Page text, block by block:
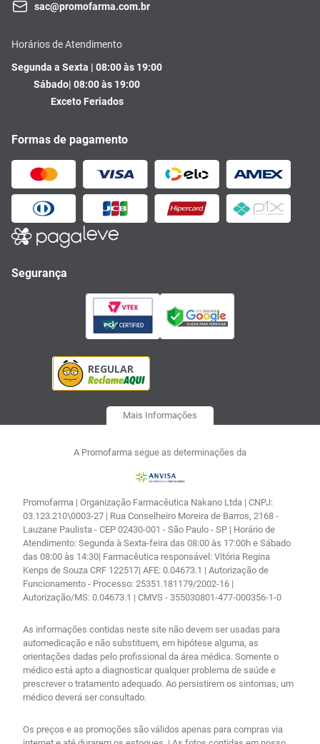
sac@promofarma.com.br
Horários de Atendimento
Segunda a Sexta | 08:00 às 19:00
Sábado| 08:00 às 19:00
Exceto Feriados
Formas de pagamento
Segurança
Mais Informações
A Promofarma segue as determinações da
Promofarma | Organização Farmacêutica Nakano Ltda | CNPJ:
03.123.210\0003-27 | Rua Conselheiro Moreira de Barros, 2168 -
Lauzane Paulista - CEP 02430-001 - São Paulo - SP | Horário de
Atendimento: Segunda à Sexta-feira das 08:00 às 17:00h e Sábado
das 08:00 às 14:30| Farmacêutica responsável: Vitória Regina
Kenps de Souza CRF 122517| AFE: 0.04673.1 | Autorização de
Funcionamento - Processo: 25351.181179/2002-16 |
Autorização/MS: 0.04673.1 | CMVS - 355030801-477-000356-1-0
As informações contidas neste site não devem ser usadas para
automedicação e não substituem, em hipótese alguma, as
orientações dadas pelo profissional da área médica. Somente o
médico está apto a diagnosticar qualquer problema de saúde e
prescrever o tratamento adequado. Ao persistirem os sintomas, um
médico deverá ser consultado.
Os preços e as promoções são válidos apenas para compras via